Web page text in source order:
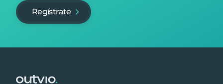
Regístrate